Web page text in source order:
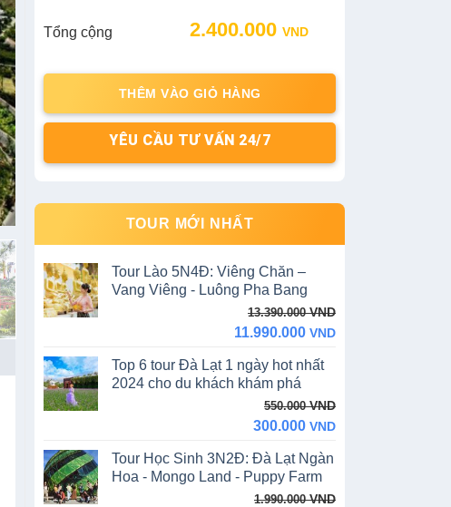
Tổng cộng
Original
2.500.000 VND.
2.400.000VND
Current
2.400.000 VND.
THÊM VÀO GIỎ HÀNG
YÊU CẦU TƯ VẤN 24/7
TOUR MỚI NHẤT
Tour Lào 5N4Đ: Viêng Chăn –
Vang Viêng - Luông Pha Bang
13.390.000VND
13.390.000 VND.
11.990.000 VND
11.990.000 VND.
Top 6 tour Đà Lạt 1 ngày hot nhất
2024 cho du khách khám phá
550.000VND
550.000 VND.
300.000 VND
300.000 VND.
Tour Học Sinh 3N2Đ: Đà Lạt Ngàn
Hoa - Mongo Land - Puppy Farm
1.990.000VND